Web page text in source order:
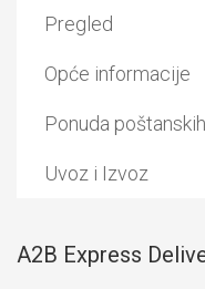
Pregled
Opće informacije
Ponuda
Uvoz i Izvoz
A2B Express